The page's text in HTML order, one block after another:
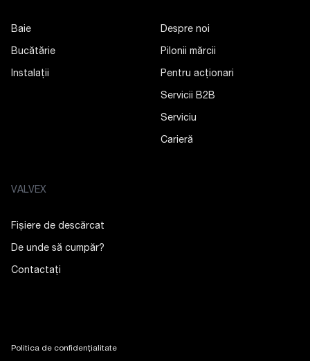
Baie
Bucătărie
Instalații
Despre noi
Pilonii mărcii
Pentru acționari
Servicii B2B
Serviciu
Carieră
VALVEX
Fișiere de descărcat
De unde să cumpăr?
Contactaţi
Politica de confidențialitate